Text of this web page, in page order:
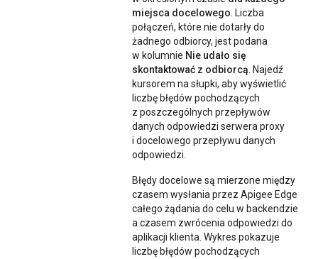
miejsca docelowego. Liczba
połączeń, które nie dotarły do
żadnego odbiorcy, jest podana
w kolumnie Nie udało się
skontaktować z odbiorcą. Najedź
kursorem na słupki, aby wyświetlić
liczbę błędów pochodzących
z poszczególnych przepływów
danych odpowiedzi serwera proxy
i docelowego przepływu danych
odpowiedzi.
Błędy docelowe są mierzone między
czasem wysłania przez Apigee Edge
całego żądania do celu w backendzie
a czasem zwrócenia odpowiedzi do
aplikacji klienta. Wykres pokazuje
liczbę błędów pochodzących